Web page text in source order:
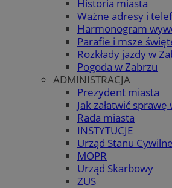
Historia miasta
Ważne adresy i
Harmonogram
Parafie i msze
Rozkłady jazdy w
Pogoda w Zabrzu
ADMINISTRACJA
Prezydent miasta
Jak załatwić
Rada miasta
INSTYTUCJE
Urząd Stanu
MOPR
Urząd Skarbowy
ZUS